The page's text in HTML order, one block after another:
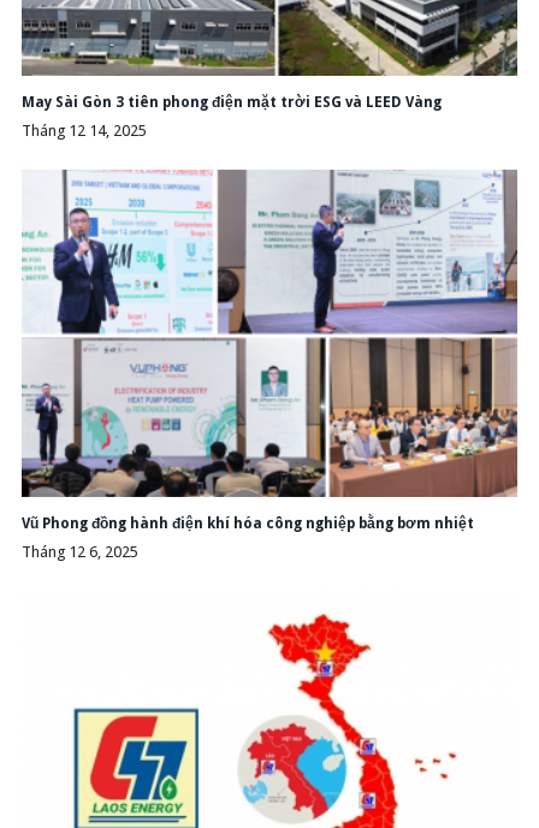
May Sài Gòn 3 tiên phong điện mặt trời ESG và LEED Vàng
Tháng 12 14, 2025
Vũ Phong đồng hành điện khí hóa công nghiệp bằng bơm nhiệt
Tháng 12 6, 2025